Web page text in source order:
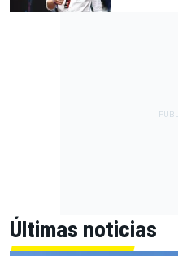
Últimas noticias